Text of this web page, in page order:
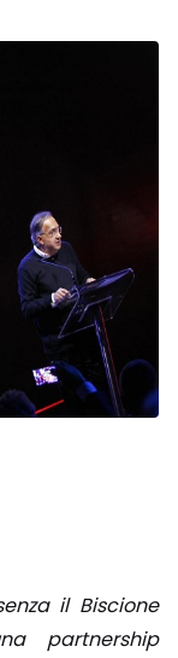
il Biscione
partnership